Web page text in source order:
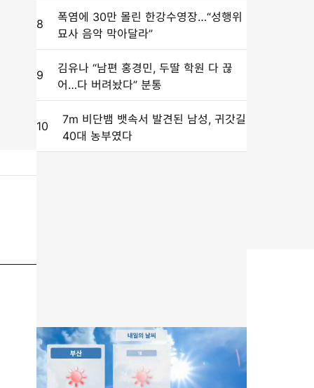
8
폭염에 30만 몰린 한강수영장…“성행위
묘사 음악 막아달라”
9
김유나 “남편 홍경민, 두딸 학원 다 끊
어…다 버려놨다” 분통
10
7m 비단뱀 뱃속서 발견된 남성, 귀갓길
40대 농부였다